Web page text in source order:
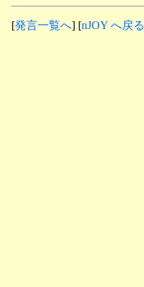
[発言一覧へ] [nJOY へ戻る